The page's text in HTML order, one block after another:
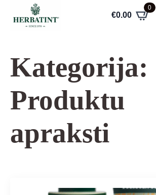
€0.00
0
Kategorija:
Produktu
apraksti